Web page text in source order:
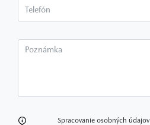
Spracovanie osobných údajov